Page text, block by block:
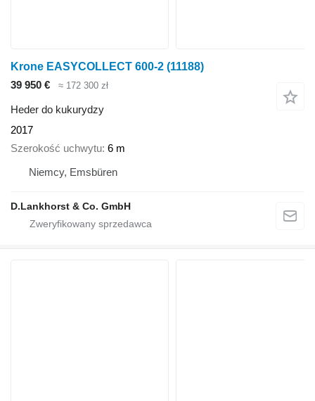
Krone EASYCOLLECT 600-2 (11188)
39 950 €
≈ 172 300 zł
Heder do kukurydzy
2017
Szerokość uchwytu 6 m
Niemcy, Emsbüren
D.Lankhorst & Co. GmbH